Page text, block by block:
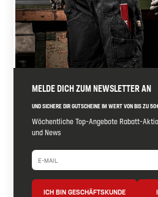
MELDE DICH ZUM NEWSLETTER AN
UND SICHERE DIR GUTSCHEINE IM WERT VON BIS ZU
Wöchentliche Top-Angebote Rabatt-
und News
ICH BIN GESCHÄFTSKUNDE